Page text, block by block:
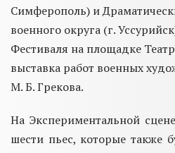
Симферополь) и
военного округа (г.
Фестиваля на площадке
выставка работ военных
М. Б. Грекова.
На Экспериментальной
шести пьес, которые также